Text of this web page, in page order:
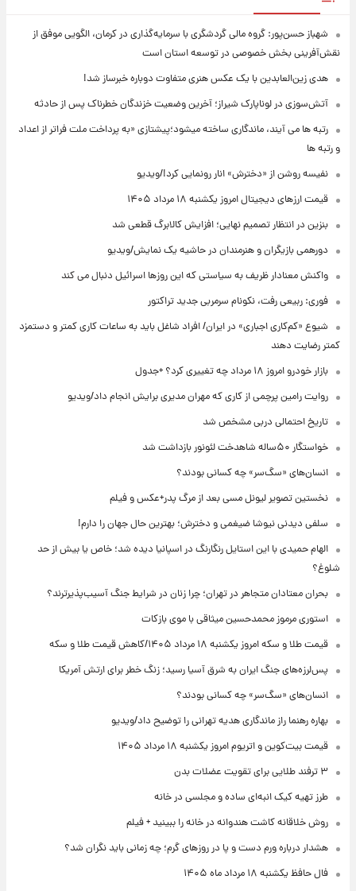
شهباز حسن‌پور: گروه مالی گردشگری با سرمایه‌گذاری در کرمان، الگویی موفق از
نقش‌آفرینی بخش خصوصی در توسعه استان است
هدی زین‌العابدین با یک عکس هنری متفاوت دوباره خبرساز شد!
آتش‌سوزی در لوناپارک شیراز؛ آخرین وضعیت خزندگان خطرناک پس از حادثه
رتبه ها می آیند، ماندگاری ساخته میشود؛پیشتازی «به پرداخت ملت فراتر از اعداد
و رتبه ها
نفیسه روشن از «دخترش» انار رونمایی کرد!/ویدیو
قیمت ارزهای دیجیتال امروز یکشنبه ۱۸ مرداد ۱۴۰۵
بنزین در انتظار تصمیم نهایی؛ افزایش کالابرگ قطعی شد
دورهمی بازیگران و هنرمندان در حاشیه یک نمایش/ویدیو
واکنش معنادار ظریف به سیاستی که این روزها اسرائیل دنبال می کند
فوری: ربیعی رفت، نکونام سرمربی جدید تراکتور
شیوع «کم‌کاری اجباری» در ایران/ افراد شاغل باید به ساعات کاری کمتر و دستمزد
کمتر رضایت دهند
بازار خودرو امروز ۱۸ مرداد چه تغییری کرد؟ +جدول
روایت رامین پرچمی از کاری که مهران مدیری برایش انجام داد/ویدیو
تاریخ احتمالی دربی مشخص شد
خواستگار ۵۰ساله شاهدخت لئونور بازداشت شد
انسان‌های «سگ‌سر» چه کسانی بودند؟
نخستین تصویر لیونل مسی بعد از مرگ پدر+عکس و فیلم
سلفی دیدنی نیوشا ضیغمی و دخترش؛ بهترین حال جهان را دارم!
الهام حمیدی با این استایل رنگارنگ در اسپانیا دیده شد؛ خاص یا بیش از حد
شلوغ؟
بحران معتادان متجاهر در تهران؛ چرا زنان در شرایط جنگ آسیب‌پذیرترند؟
استوری مرموز محمدحسین میثاقی با موی بازکات
قیمت طلا و سکه امروز یکشنبه ۱۸ مرداد ۱۴۰۵/کاهش قیمت طلا و سکه
پس‌لرزه‌های جنگ ایران به شرق آسیا رسید؛ زنگ خطر برای ارتش آمریکا
انسان‌های «سگ‌سر» چه کسانی بودند؟
بهاره رهنما راز ماندگاری هدیه تهرانی را توضیح داد/ویدیو
قیمت بیت‌کوین و اتریوم امروز یکشنبه ۱۸ مرداد ۱۴۰۵
۳ ترفند طلایی برای تقویت عضلات بدن
طرز تهیه کیک انبه‌ای ساده و مجلسی در خانه
روش خلاقانه کاشت هندوانه در خانه را ببینید + فیلم
هشدار درباره ورم دست و پا در روزهای گرم؛ چه زمانی باید نگران شد؟
فال حافظ یکشنبه ۱۸ مرداد ماه ۱۴۰۵